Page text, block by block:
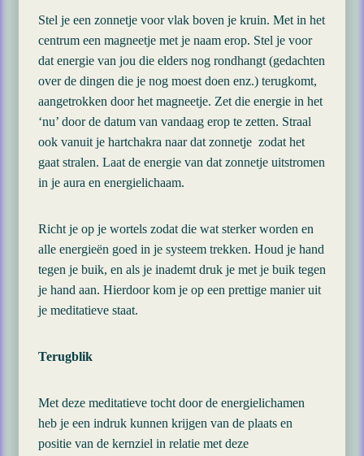
Stel je een zonnetje voor vlak boven je kruin. Met in het
centrum een magneetje met je naam erop. Stel je voor
dat energie van jou die elders nog rondhangt (gedachten
over de dingen die je nog moest doen enz.) terugkomt,
aangetrokken door het magneetje. Zet die energie in het
‘nu’ door de datum van vandaag erop te zetten. Straal
ook vanuit je hartchakra naar dat zonnetje zodat het
gaat stralen. Laat de energie van dat zonnetje uitstromen
in je aura en energielichaam.
Richt je op je wortels zodat die wat sterker worden en
alle energieën goed in je systeem trekken. Houd je hand
tegen je buik, en als je inademt druk je met je buik tegen
je hand aan. Hierdoor kom je op een prettige manier uit
je meditatieve staat.
Terugblik
Met deze meditatieve tocht door de energielichamen
heb je een indruk kunnen krijgen van de plaats en
positie van de kernziel in relatie met deze